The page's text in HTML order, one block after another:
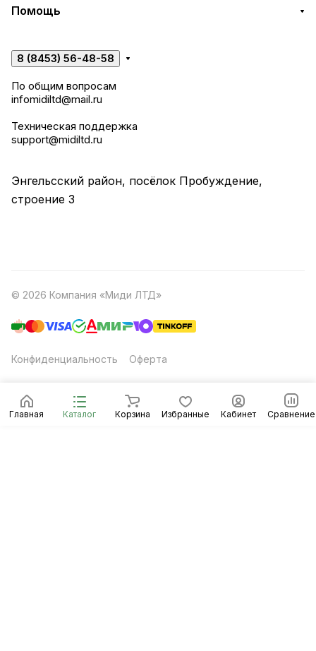
Главная Каталог Корзина Избранные Кабинет Сравнение
Помощь
8 (8453) 56-48-58
По общим вопросам
infomidiltd@mail.ru
Техническая поддержка
support@midiltd.ru
Энгельсский район, посёлок Пробуждение,
строение 3
© 2026 Компания «Миди ЛТД»
Конфиденциальность Оферта